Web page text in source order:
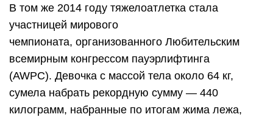
В том же 2014 году тяжелоатлетка стала
участницей мирового
чемпионата, организованного Любительским
всемирным конгрессом пауэрлифтинга
(AWPC). Девочка с массой тела около 64 кг,
сумела набрать рекордную сумму — 440
килограмм, набранные по итогам жима лежа,